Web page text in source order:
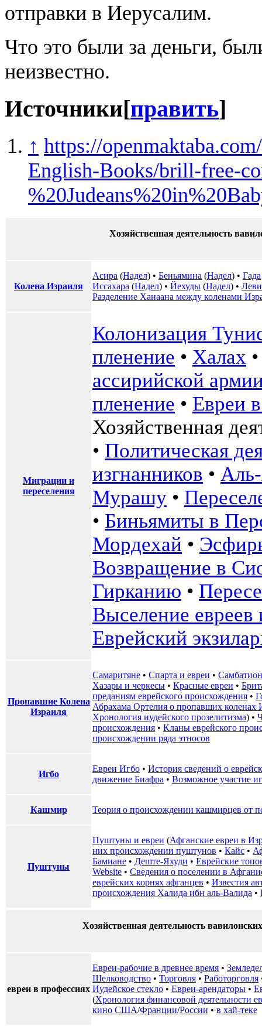
отправки в Иерусалим.
Что это были за деньги,
неизвестно.
Источники[править]
↑ https://
English-Books/brill-free-
Хозяйственная деятельность
Колена Израиля
Асира (Надел) • Беньямина (Надел) • Гада
Иссахара (Надел) • Йехуды (Надел) • Леви
Разделение Ханаана между коленами
Миграции и
переселения
Колонизация
пленение • Халах
ассирийской
пленение • Евреи
Хозяйственная
• Политическая
изгнанников •
Мурашу •
• Биньямиты в
Мордехай •
Возвращение в
Гирканию •
Выселение
Еврейский
Пропавшие Колена
Израиля
Самаритяне • Спарта и евреи • Самбатион
Хазары и черкесы • Красные евреи •
преданиям еврейского происхождения •
Абрахама Ортелия о пропавших коленах
Хронология иудейского прозелитизма) •
происхождения • Кланы еврейского
происхождении ряда этносов
Игбо
Евреи Игбо • История сведений о
движение Биафра • Возможное участие
Кашмир Теория о происхождении кашмирцев от
Пуштуны
Пуштуны и евреи (Афганские евреи в
них происхождении пуштунов • Кайс •
Бамиане • Деште-Яхуди • Еврейские
Website • Сведения о поселении в
еврейских корнях афганцев • Известия
происхождения Халида ибн аль-Валида •
Хозяйственная деятельность
евреи в профессиях
Евреи-рабочие в древнее время •
Шелководство • Торговля • Работорговля
Иудейское стекло • Евреи-арендаторы •
(Хронология финансовой деятельности
кино США/Франции/России • в хай-теке